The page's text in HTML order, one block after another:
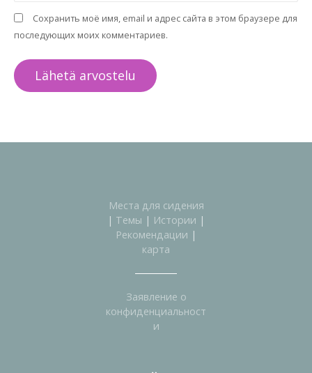
Сохранить моё имя, email и адрес сайта в этом браузере для
последующих моих комментариев.
Места для сидения
| Темы | Истории |
Рекомендации |
карта
Заявление о
конфиденциальност
и